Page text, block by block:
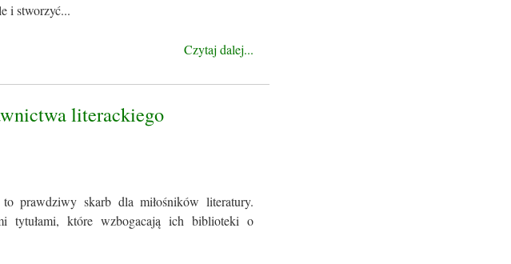
i stworzyć...
Czytaj dalej...
literackiego
prawdziwy skarb dla miłośników literatury.
tytułami, które wzbogacają ich biblioteki o